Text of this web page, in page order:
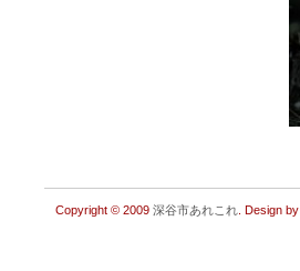
Copyright © 2009 深谷市あれこれ . Design by